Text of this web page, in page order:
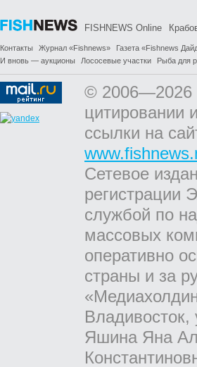
FISHNEWS Online
Контакты Журнал «Fishnews» Газета «Fishnews
И вновь — аукционы
Лососевые участки Рыба для
© 2006—2026
цитировании
ссылки на
Сетевое
регистрации
службой по
массовых
оперативно
страны и за
Яшина Яна